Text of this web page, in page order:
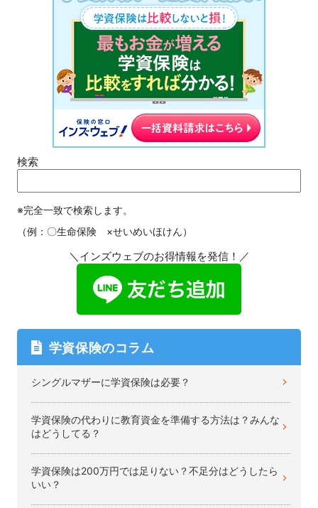
検索
※完全一致で検索します。
（例：〇生命保険 ×せいめいほけん）
＼インズウェブのお得情報を発信！／
学資保険のコラム
シングルマザーに学資保険は必要？
学資保険の代わりに教育資金を準備する方法は？みんな
はどうしてる？
学資保険は200万円では足りない？不足分はどうしたら
いい？